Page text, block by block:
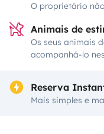
O proprietário
Animais de
Os seus animais
acompanhá-lo
Reserva
Mais simples e